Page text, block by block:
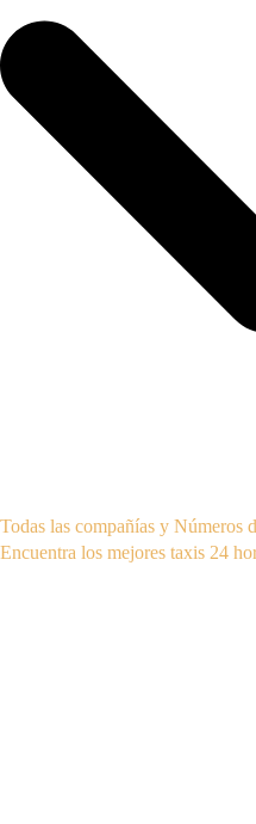
Todas las compañías y Números
Encuentra los mejores taxis 24